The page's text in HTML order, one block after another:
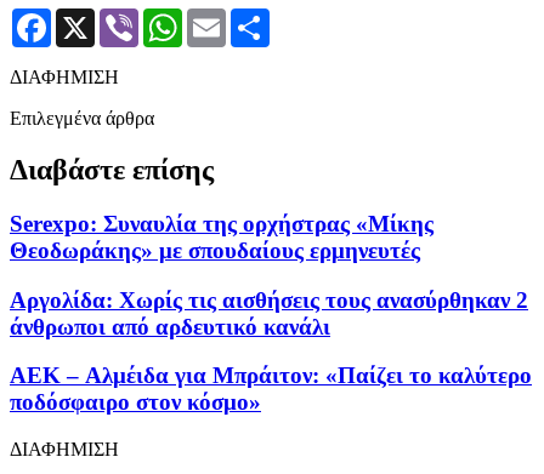
Facebook
X Viber WhatsApp
Email
ΔΙΑΦΗΜΙΣΗ
Επιλεγμένα άρθρα
Διαβάστε επίσης
Serexpo: Συναυλία της ορχήστρας «Μίκης
Θεοδωράκης» με σπουδαίους ερμηνευτές
Αργολίδα: Χωρίς τις αισθήσεις τους ανασύρθηκαν 2
άνθρωποι από αρδευτικό κανάλι
AEK – Αλμέιδα για Μπράιτον: «Παίζει το καλύτερο
ποδόσφαιρο στον κόσμο»
ΔΙΑΦΗΜΙΣΗ